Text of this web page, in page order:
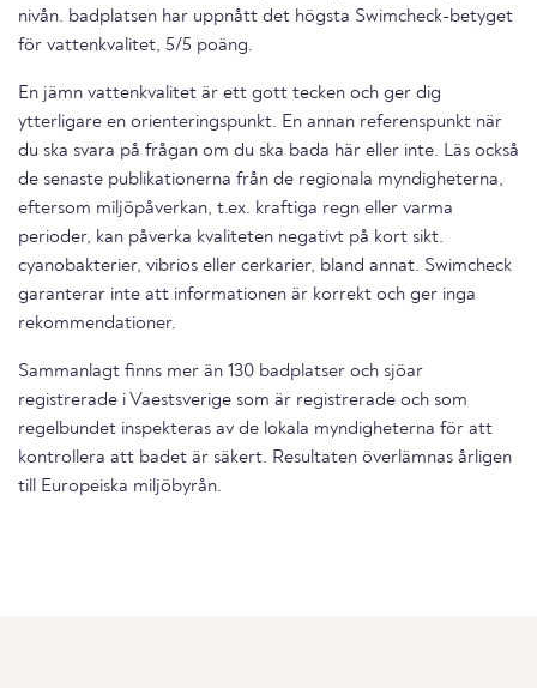
nivån. badplatsen har uppnått det högsta Swimcheck-betyget
för vattenkvalitet, 5/5 poäng.
En jämn vattenkvalitet är ett gott tecken och ger dig
ytterligare en orienteringspunkt. En annan referenspunkt när
du ska svara på frågan om du ska bada här eller inte. Läs också
de senaste publikationerna från de regionala myndigheterna,
eftersom miljöpåverkan, t.ex. kraftiga regn eller varma
perioder, kan påverka kvaliteten negativt på kort sikt.
cyanobakterier, vibrios eller cerkarier, bland annat. Swimcheck
garanterar inte att informationen är korrekt och ger inga
rekommendationer.
Sammanlagt finns mer än 130 badplatser och sjöar
registrerade i Vaestsverige som är registrerade och som
regelbundet inspekteras av de lokala myndigheterna för att
kontrollera att badet är säkert. Resultaten överlämnas årligen
till Europeiska miljöbyrån.